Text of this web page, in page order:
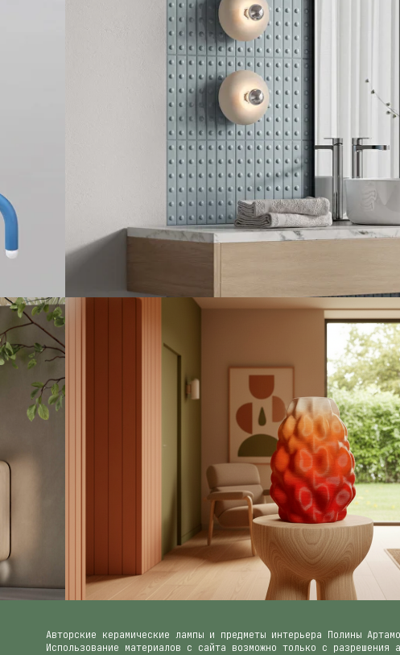
НАСТЕННЫЕ
Авторские бра из
КЕРАМИЧЕСКИЕ ВАЗЫ
Керамика VS 3D
Авторские керамические лампы и предметы интерьера Полины
Использование материалов с сайта возможно только с разрешения